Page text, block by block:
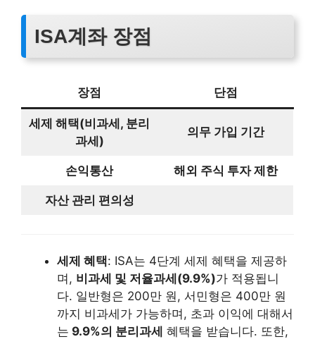
ISA계좌 장점
장점 단점
세제 해택(비과세, 분리
과세)
의무 가입 기간
손익통산 해외 주식 투자 제한
자산 관리 편의성
세제 혜택: ISA는 4단계 세제 혜택을 제공하
며, 비과세 및 저율과세(9.9%)가 적용됩니
다. 일반형은 200만 원, 서민형은 400만 원
까지 비과세가 가능하며, 초과 이익에 대해서
는 9.9%의 분리과세 혜택을 받습니다. 또한,